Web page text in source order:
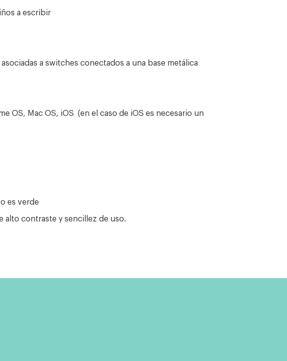
a escribir
a switches conectados a una base metálica
OS, Mac OS, iOS (en el caso de iOS es necesario un
es verde
alto contraste y sencillez de uso.